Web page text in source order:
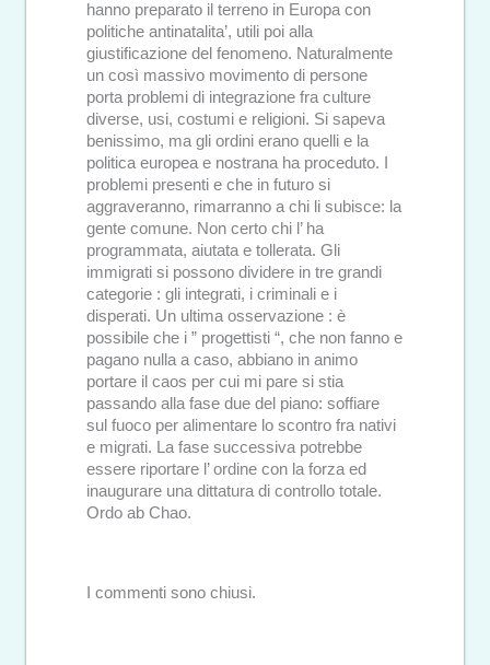
hanno preparato il terreno in Europa con
politiche antinatalita’, utili poi alla
giustificazione del fenomeno. Naturalmente
un così massivo movimento di persone
porta problemi di integrazione fra culture
diverse, usi, costumi e religioni. Si sapeva
benissimo, ma gli ordini erano quelli e la
politica europea e nostrana ha proceduto. I
problemi presenti e che in futuro si
aggraveranno, rimarranno a chi li subisce: la
gente comune. Non certo chi l’ ha
programmata, aiutata e tollerata. Gli
immigrati si possono dividere in tre grandi
categorie : gli integrati, i criminali e i
disperati. Un ultima osservazione : è
possibile che i ” progettisti “, che non fanno e
pagano nulla a caso, abbiano in animo
portare il caos per cui mi pare si stia
passando alla fase due del piano: soffiare
sul fuoco per alimentare lo scontro fra nativi
e migrati. La fase successiva potrebbe
essere riportare l’ ordine con la forza ed
inaugurare una dittatura di controllo totale.
Ordo ab Chao.
I commenti sono chiusi.